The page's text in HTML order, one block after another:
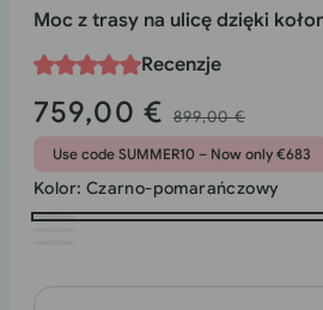
Moc z trasy na ulicę dzięki
Recenzje
Cena
promocyjna
759,00 € Cena
standardowa
899,00 €
Use code SUMMER10 – Now only €683
Kolor: Czarno-pomarańczowy
Niebieski